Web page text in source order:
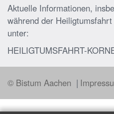
Aktuelle Informationen,
während der
unter:
HEILIGTUMSFAHRT-
© Bistum Aachen